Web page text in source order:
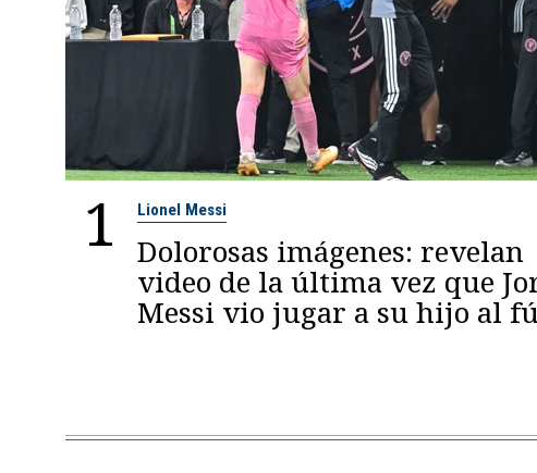
1 Lionel Messi
Dolorosas imágenes: revelan
video de la última vez que
Messi vio jugar a su hijo al